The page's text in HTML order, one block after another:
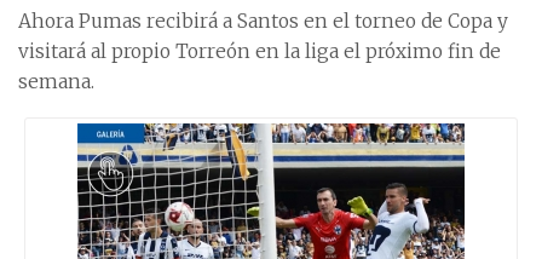
Ahora Pumas recibirá a Santos en el torneo de Copa y
visitará al propio Torreón en la liga el próximo fin de
semana.